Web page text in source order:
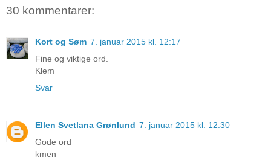
30 kommentarer:
Kort og Søm 7. januar 2015 kl. 12:17
Fine og viktige ord.
Klem
Svar
Ellen Svetlana Grønlund 7. januar 2015 kl. 12:30
Gode ord
kmen